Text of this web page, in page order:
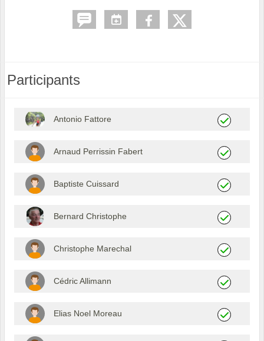
Participants
Antonio Fattore
Arnaud Perrissin Fabert
Baptiste Cuissard
Bernard Christophe
Christophe Marechal
Cédric Allimann
Elias Noel Moreau